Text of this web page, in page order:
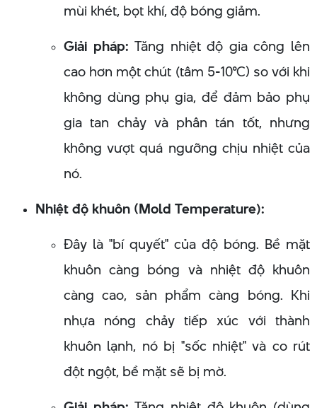
mùi khét, bọt khí, độ bóng giảm.
Giải pháp: Tăng nhiệt độ gia công lên
cao hơn một chút (tâm 5-10°C) so với khi
không dùng phụ gia, để đảm bảo phụ
gia tan chảy và phân tán tốt, nhưng
không vượt quá ngưỡng chịu nhiệt của
nó.
Nhiệt độ khuôn (Mold Temperature):
Đây là "bí quyết" của độ bóng. Bề mặt
khuôn càng bóng và nhiệt độ khuôn
càng cao, sản phẩm càng bóng. Khi
nhựa nóng chảy tiếp xúc với thành
khuôn lạnh, nó bị "sốc nhiệt" và co rút
đột ngột, bề mặt sẽ bị mờ.